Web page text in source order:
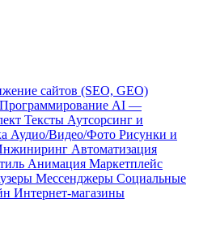
сайтов (SEO, GEO)
Программирование AI —
Тексты Аутсорсинг и
Аудио/Видео/Фото Рисунки и
Автоматизация
Анимация Маркетплейс
Мессенджеры Социальные
Интернет-магазины